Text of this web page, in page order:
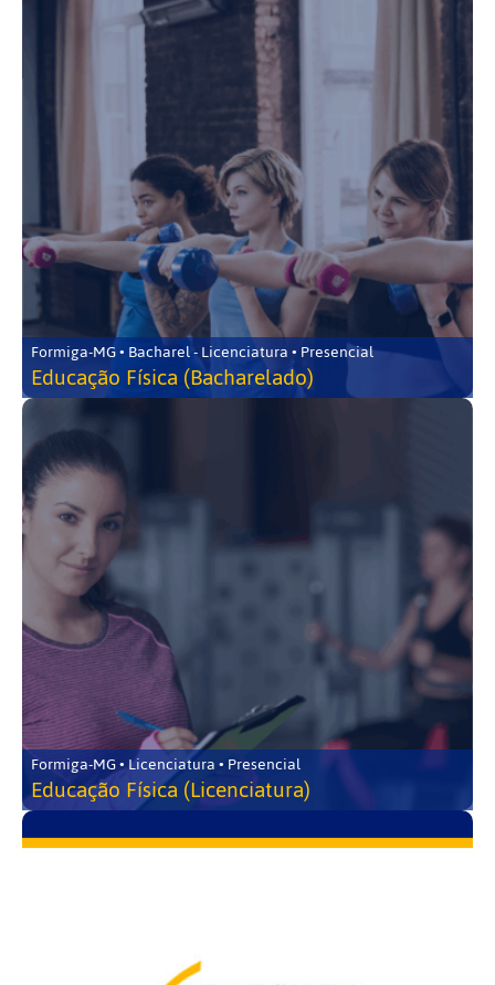
Formiga-MG • Bacharel - Licenciatura • Presencial
Educação Física (Bacharelado)
Formiga-MG • Licenciatura • Presencial
Educação Física (Licenciatura)